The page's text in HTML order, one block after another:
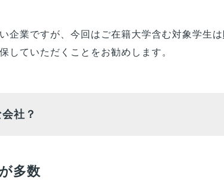
企業ですが、今回は ご在籍大学含む対象学生は
していただくことをお勧めします。
社？
多数